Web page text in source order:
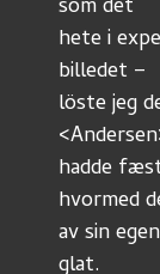
som det
hete i
billedet –
löste jeg
hadde
hvormed
av sin
glat.